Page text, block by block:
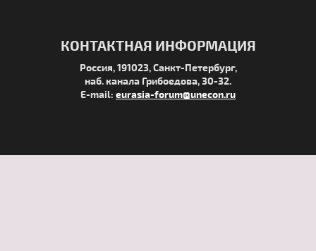
КОНТАКТНАЯ ИНФОРМАЦИЯ
Россия, 191023, Санкт-Петербург,
наб. канала Грибоедова, 30-32.
E-mail: eurasia-forum@unecon.ru